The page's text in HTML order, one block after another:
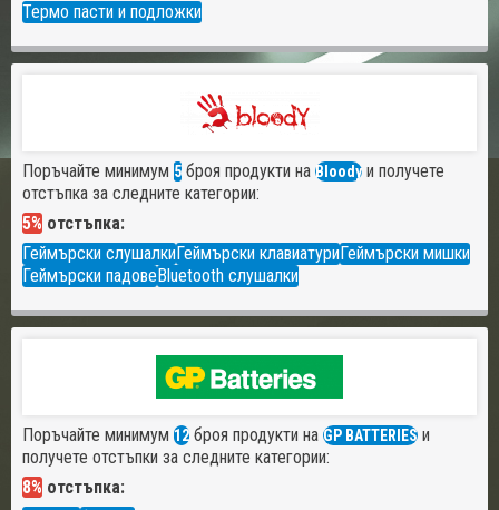
Термо пасти и подложки
Поръчайте минимум 5 броя продукти на Bloody и получете
отстъпка за следните категории:
5% отстъпка:
Геймърски слушалкиГеймърски клавиатуриГеймърски мишки
Геймърски падовеBluetooth слушалки
Поръчайте минимум 12 броя продукти на GP BATTERIES и
получете отстъпки за следните категории:
8% отстъпка: